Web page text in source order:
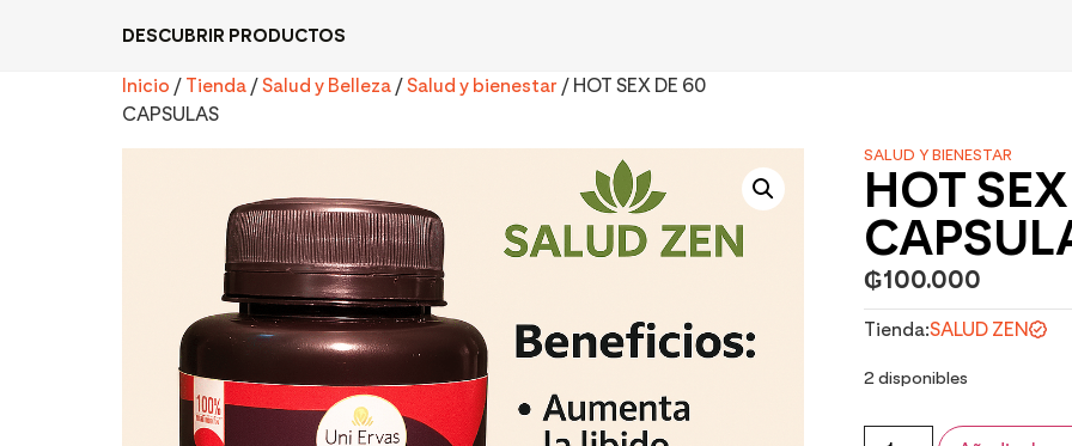
DESCUBRIR PRODUCTOS
Inicio / Tienda /Salud y Belleza /Salud y bienestar / HOT SEX DE 60
CAPSULAS
SALUD Y BIENESTAR
HOT
₲100.000
Tienda:SALUD ZEN
2 disponibles